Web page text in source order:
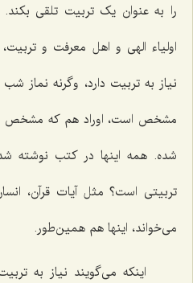
را به عنوان یک تربیت تلقی
اولیاء الهی و اهل معرفت و
نیاز به تربیت دارد، وگرنه
مشخص است، اوراد هم که مشخص
شده. همه اینها در کتب نوشته
تربیتی است؟ مثل آیات قرآن،
می‌خواند، اینها هم همین‌طور.
اینکه می‌گویند نیاز به